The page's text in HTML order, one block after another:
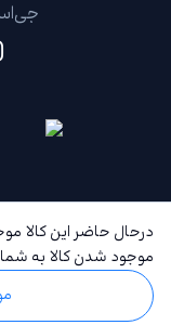
درحال حاضر این کالا
موجود شدن کالا به